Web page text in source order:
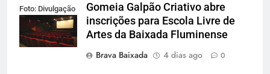
Foto: Divulgação
Gomeia Galpão Criativo abre
inscrições para Escola Livre de
Artes da Baixada Fluminense
Brava Baixada
4 dias ago 0